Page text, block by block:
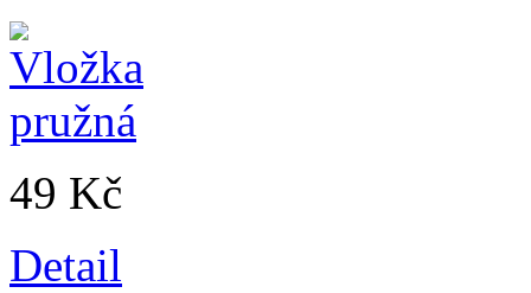
49 Kč
Detail